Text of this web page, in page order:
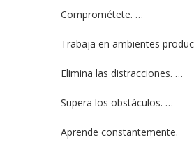
Comprométete. …
Trabaja en ambientes
Elimina las distracciones. …
Supera los obstáculos. …
Aprende constantemente.